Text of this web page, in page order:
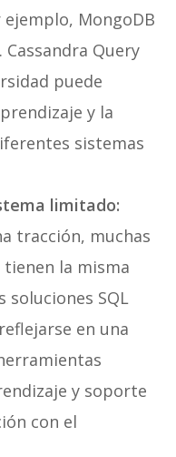
MongoDB
Cassandra Query
puede
y la
sistemas
limitado:
tracción, muchas
tienen la misma
soluciones SQL
en una
y soporte
con el